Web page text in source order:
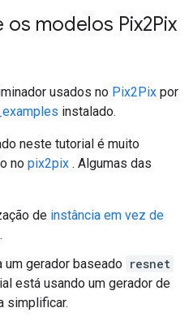
modelos Pix2Pix
usados ​​no Pix2Pix por
instalado.
neste tutorial é muito
no pix2pix . Algumas das
de instância em vez de
.
um gerador baseado resnet
está usando um gerador de
simplificar.